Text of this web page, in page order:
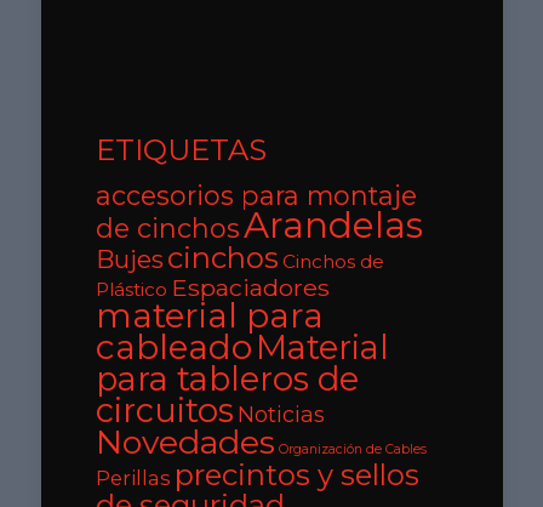
ETIQUETAS
accesorios para montaje
de cinchosArandelas
Bujes cinchos Cinchos de
Plástico Espaciadores
material para
cableadoMaterial
para tableros de
circuitos Noticias
Novedades Organización de Cables
Perillas precintos y sellos